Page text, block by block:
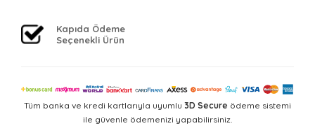
Kapıda Ödeme
Seçenekli Ürün
Tüm banka ve kredi kartlarıyla uyumlu 3D Secure ödeme sistemi
ile güvenle ödemenizi yapabilirsiniz.